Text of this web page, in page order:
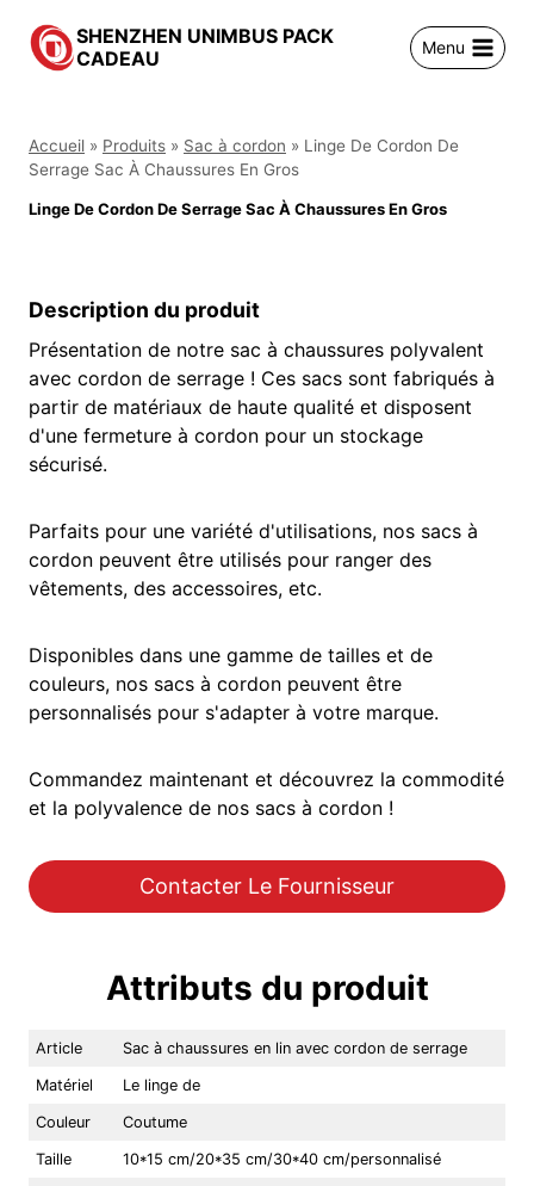
SHENZHEN UNIMBUS PACK
CADEAU
Menu
Accueil » Produits » Sac à cordon » Linge De Cordon De
Serrage Sac À Chaussures En Gros
Linge De Cordon De Serrage Sac À Chaussures En Gros
Description du produit
Présentation de notre sac à chaussures polyvalent
avec cordon de serrage ! Ces sacs sont fabriqués à
partir de matériaux de haute qualité et disposent
d'une fermeture à cordon pour un stockage
sécurisé.
Parfaits pour une variété d'utilisations, nos sacs à
cordon peuvent être utilisés pour ranger des
vêtements, des accessoires, etc.
Disponibles dans une gamme de tailles et de
couleurs, nos sacs à cordon peuvent être
personnalisés pour s'adapter à votre marque.
Commandez maintenant et découvrez la commodité
et la polyvalence de nos sacs à cordon !
Contacter Le Fournisseur
Attributs du produit
Article Sac à chaussures en lin avec cordon de serrage
Matériel Le linge de
Couleur Coutume
Taille 10*15 cm/20*35 cm/30*40 cm/personnalisé